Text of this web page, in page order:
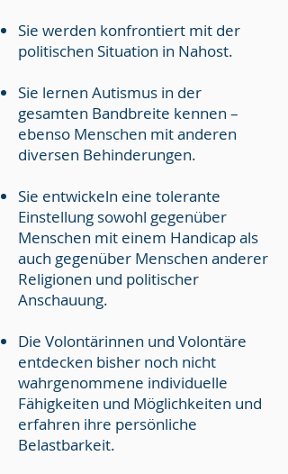
Sie werden konfrontiert mit der
politischen Situation in Nahost.
Sie lernen Autismus in der
gesamten Bandbreite kennen –
ebenso Menschen mit anderen
diversen Behinderungen.
Sie entwickeln eine tolerante
Einstellung sowohl gegenüber
Menschen mit einem Handicap als
auch gegenüber Menschen anderer
Religionen und politischer
Anschauung.
Die Volontärinnen und Volontäre
entdecken bisher noch nicht
wahrgenommene individuelle
Fähigkeiten und Möglichkeiten und
erfahren ihre persönliche
Belastbarkeit.